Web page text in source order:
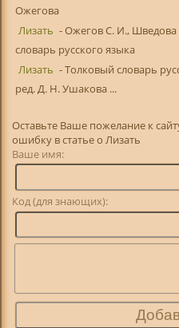
Ожегова
Лизать - Ожегов С. И.,
словарь русского языка
Лизать - Толковый словарь
ред. Д. Н. Ушакова ...
Оставьте Ваше пожелание к
ошибку в статье о Лизать
Ваше имя:
Код (для знающих):